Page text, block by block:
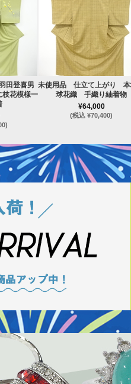
田登喜男
花模様一
未使用品 仕立て上がり 本
球花織 手織り紬着物
¥64,000
(税込 ¥70,400)